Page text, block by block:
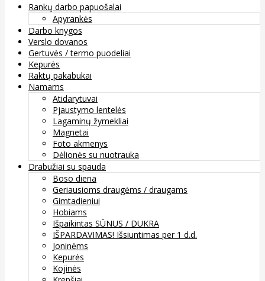
Rankų darbo papuošalai
Apyrankės
Darbo knygos
Verslo dovanos
Gertuvės / termo puodeliai
Kepurės
Raktų pakabukai
Namams
Atidarytuvai
Pjaustymo lentelės
Lagaminų žymekliai
Magnetai
Foto akmenys
Dėlionės su nuotrauka
Drabužiai su spauda
Boso diena
Geriausioms draugėms / draugams
Gimtadieniui
Hobiams
Išpaikintas SŪNUS / DUKRA
IŠPARDAVIMAS! Išsiuntimas per 1 d.d.
Joninėms
Kepurės
Kojinės